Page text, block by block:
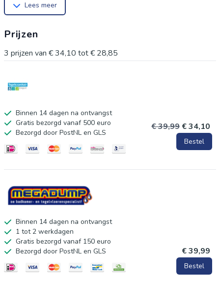
kunststof, lengte: ca. 150 cm * inclusief waterbesparende
cm) verbinding voor doucheslang * garantie: 3 jaar
Lees meer
Prijzen
3 prijzen van € 34,10 tot€ 28,85
Binnen 14 dagen na ontvangst
Gratis bezorgd vanaf 500 euro
Bezorgd door PostNL en GLS
€ 39,99 € 34,10
Bestel
Binnen 14 dagen na ontvangst
1 tot 2 werkdagen
Gratis bezorgd vanaf 150 euro
Bezorgd door PostNL en GLS
€ 39,99
Bestel